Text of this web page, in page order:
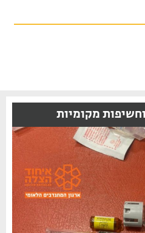
מקומיות